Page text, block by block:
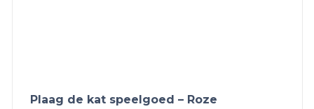
Plaag de kat speelgoed – Roze